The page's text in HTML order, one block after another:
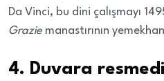
Da Vinci, bu dini çalışmayı
Grazie manastırının
4. Duvara